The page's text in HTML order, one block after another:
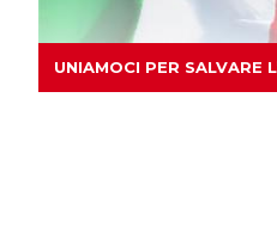
UNIAMOCI PER SALVARE